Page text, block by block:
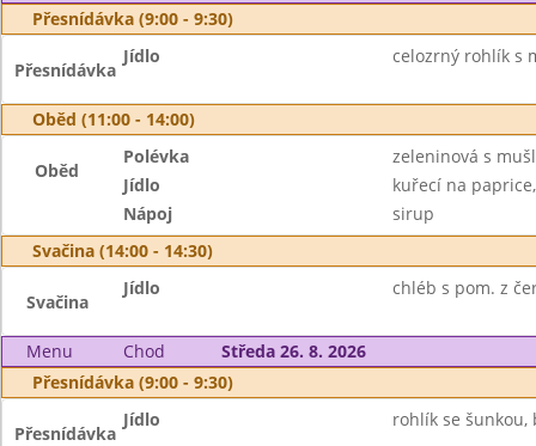
Přesnídávka (9:00 - 9:30)
Přesnídávka
Jídlo celozrný rohlík s
Oběd (11:00 - 14:00)
Oběd
Polévka
zeleninová s
Jídlo
kuřecí na
Nápoj
sirup
Svačina (14:00 - 14:30)
Svačina
Jídlo chléb s pom. z
Menu Chod
Středa 26. 8. 2026
Přesnídávka (9:00 - 9:30)
Přesnídávka
Jídlo rohlík se šunkou,